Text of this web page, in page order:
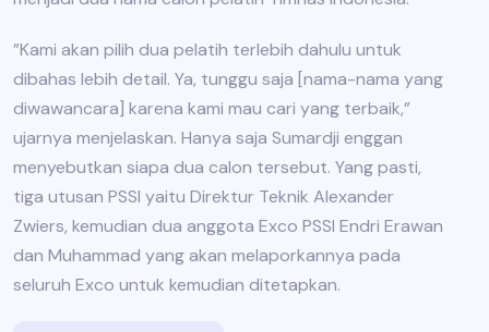
”Kami akan pilih dua pelatih terlebih dahulu untuk
dibahas lebih detail. Ya, tunggu saja [nama-nama yang
diwawancara] karena kami mau cari yang terbaik,”
ujarnya menjelaskan. Hanya saja Sumardji enggan
menyebutkan siapa dua calon tersebut. Yang pasti,
tiga utusan PSSI yaitu Direktur Teknik Alexander
Zwiers, kemudian dua anggota Exco PSSI Endri Erawan
dan Muhammad yang akan melaporkannya pada
seluruh Exco untuk kemudian ditetapkan.